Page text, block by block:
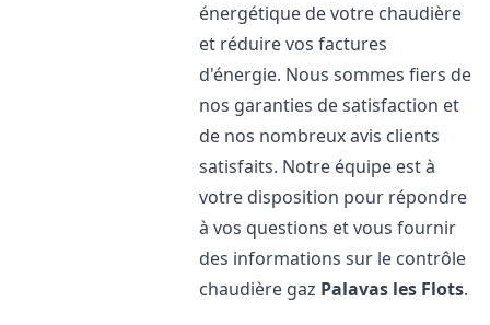
énergétique de votre chaudière
et réduire vos factures
d'énergie. Nous sommes fiers de
nos garanties de satisfaction et
de nos nombreux avis clients
satisfaits. Notre équipe est à
votre disposition pour répondre
à vos questions et vous fournir
des informations sur le contrôle
chaudière gaz Palavas les Flots.